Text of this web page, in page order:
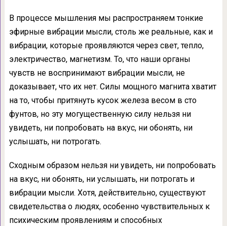
В процессе мышления мы распространя­ем тонкие
эфирные вибрации мысли, столь же реальные, как и
вибрации, которые прояв­ляются через свет, тепло,
электричество, маг­нетизм. То, что наши органы
чувств не вос­принимают вибрации мысли, не
доказывает, что их нет. Силы мощного магнита хватит
на то, чтобы притянуть кусок железа весом в сто
фунтов, но эту могущественную силу нельзя ни
увидеть, ни попробовать на вкус, ни обо­нять, ни
услышать, ни потрогать.
Сходным образом нельзя ни увидеть, ни попробовать
на вкус, ни обонять, ни услышать, ни потро­гать и
вибрации мысли. Хотя, действительно, существуют
свидетельства о людях, особен­но чувствительных к
психическим проявле­ниям и способных